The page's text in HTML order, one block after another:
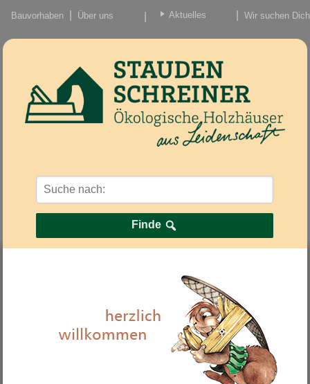
Bauvorhaben Über uns
Aktuelles
Nachrichten/Einzug
Wir suchen
Finde